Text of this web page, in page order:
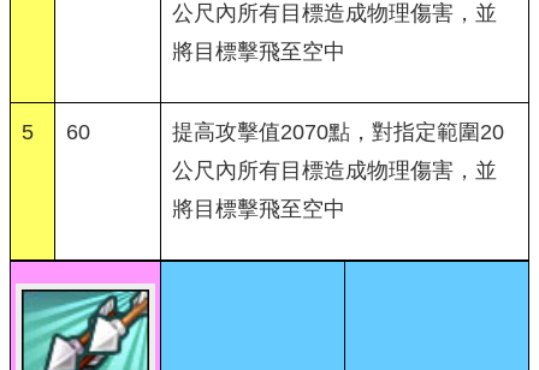
公尺內所有目標造成物理傷害，並
將目標擊飛至空中
5 60
提高攻擊值2070點，對指定範圍20
公尺內所有目標造成物理傷害，並
將目標擊飛至空中